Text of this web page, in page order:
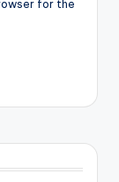
for the